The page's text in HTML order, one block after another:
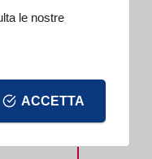
le nostre
ACCETTA
125